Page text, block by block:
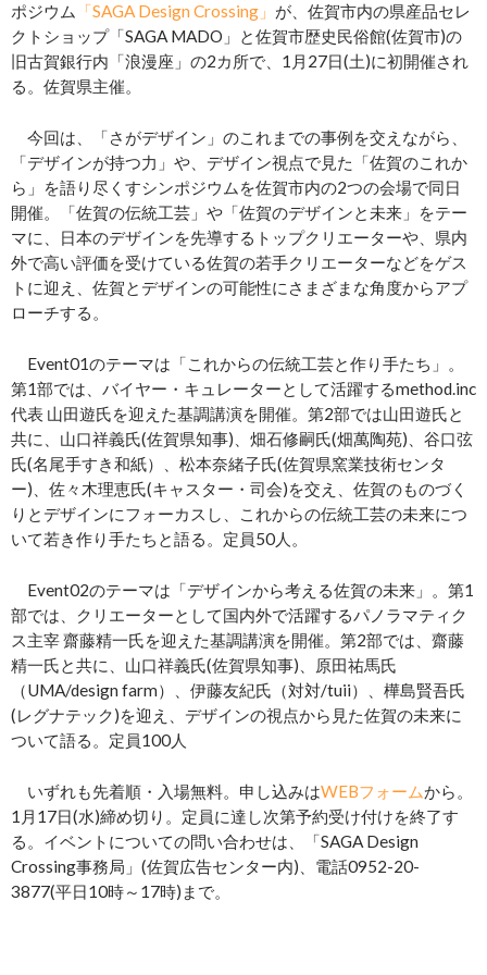
ポジウム
「SAGA Design Crossing」 が、佐賀市内の県産品セレ
クトショップ「SAGA MADO」と佐賀市歴史民俗館(佐賀市)の
旧古賀銀行内「浪漫座」の2カ所で、1月27日(土)に初開催され
る。佐賀県主催。
今回は、「さがデザイン」のこれまでの事例を交えながら、
「デザインが持つ力」や、デザイン視点で見た「佐賀のこれか
ら」を語り尽くすシンポジウムを佐賀市内の2つの会場で同日
開催。「佐賀の伝統工芸」や「佐賀のデザインと未来」をテー
マに、日本のデザインを先導するトップクリエーターや、県内
外で高い評価を受けている佐賀の若手クリエーターなどをゲス
トに迎え、佐賀とデザインの可能性にさまざまな角度からアプ
ローチする。
Event01のテーマは「これからの伝統工芸と作り手たち」。
第1部では、バイヤー・キュレーターとして活躍するmethod.inc
代表 山田遊氏を迎えた基調講演を開催。第2部では山田遊氏と
共に、山口祥義氏(佐賀県知事)、畑石修嗣氏(畑萬陶苑)、谷口弦
氏(名尾手すき和紙）、松本奈緒子氏(佐賀県窯業技術センタ
ー)、佐々木理恵氏(キャスター・司会)を交え、佐賀のものづく
りとデザインにフォーカスし、これからの伝統工芸の未来につ
いて若き作り手たちと語る。定員50人。
Event02のテーマは「デザインから考える佐賀の未来」。第1
部では、クリエーターとして国内外で活躍するパノラマティク
ス主宰 齋藤精一氏を迎えた基調講演を開催。第2部では、齋藤
精一氏と共に、山口祥義氏(佐賀県知事)、原田祐馬氏
（UMA/design farm）、伊藤友紀氏（対対/tuii）、樺島賢吾氏
(レグナテック)を迎え、デザインの視点から見た佐賀の未来に
ついて語る。定員100人
いずれも先着順・入場無料。申し込みはWEBフォームから。
1月17日(水)締め切り。定員に達し次第予約受け付けを終了す
る。イベントについての問い合わせは、「SAGA Design
Crossing事務局」(佐賀広告センター内)、電話0952-20-
3877(平日10時～17時)まで。